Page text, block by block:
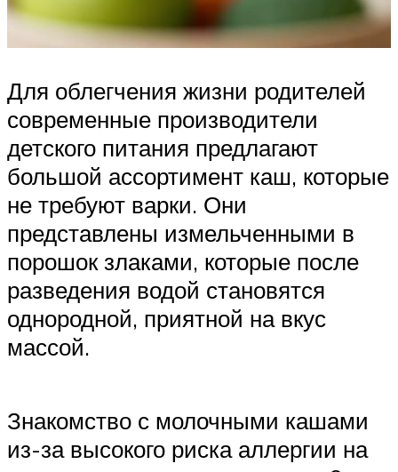
Для облегчения жизни родителей
современные производители
детского питания предлагают
большой ассортимент каш, которые
не требуют варки. Они
представлены измельченными в
порошок злаками, которые после
разведения водой становятся
однородной, приятной на вкус
массой.
Знакомство с молочными кашами
из-за высокого риска аллергии на